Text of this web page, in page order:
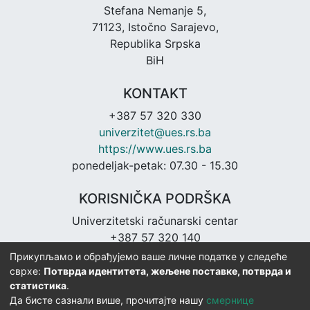
Stefana Nemanje 5,
71123, Istočno Sarajevo,
Republika Srpska
BiH
KONTAKT
+387 57 320 330
univerzitet@ues.rs.ba
https://www.ues.rs.ba
ponedeljak-petak: 07.30 - 15.30
KORISNIČKA PODRŠKA
Univerzitetski računarski centar
+387 57 320 140
urc@ues.rs.ba
https://urc.ues.rs.ba
Прикупљамо и обрађујемо ваше личне податке у следеће
сврхе: Потврда идентитета, жељене поставке, потврда и
статистика.
Да бисте сазнали више, прочитајте нашу смернице